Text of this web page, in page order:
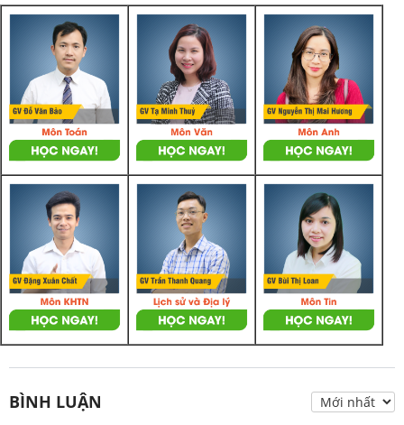
BÌNH LUẬN